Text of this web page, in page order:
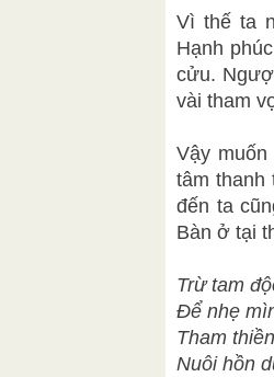
Vì thế ta
Hạnh
cửu.
vài tham
Vậy
tâm thanh
đến ta
Bàn ở tại
Trừ tam
Để nhẹ
Tham
Nuôi hồn